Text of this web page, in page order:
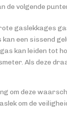
de volgende
gaslekkages
kan een sissend
kan leiden tot
Als deze
om deze
om de